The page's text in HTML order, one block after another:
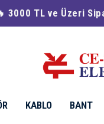
3000 TL ve Üzeri
KABLO BANT